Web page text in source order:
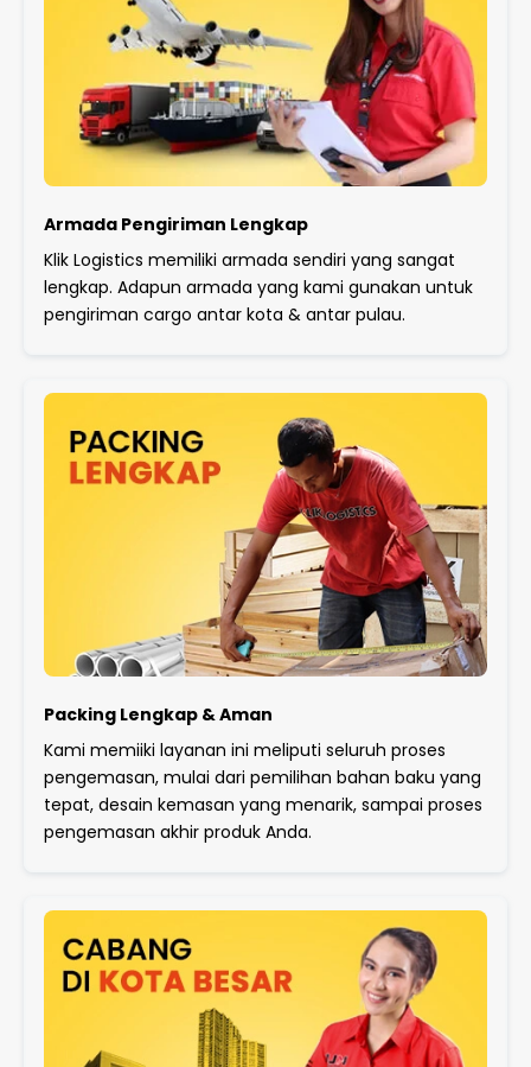
Armada Pengiriman Lengkap
Klik Logistics memiliki armada sendiri yang sangat
lengkap. Adapun armada yang kami gunakan untuk
pengiriman cargo antar kota & antar pulau.
Packing Lengkap & Aman
Kami memiiki layanan ini meliputi seluruh proses
pengemasan, mulai dari pemilihan bahan baku yang
tepat, desain kemasan yang menarik, sampai proses
pengemasan akhir produk Anda.